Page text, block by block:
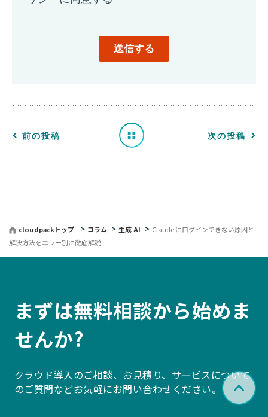
前の投稿
覧
へ 次の投稿
cloudpackトップ コラム 生成 AI
Claude にログインできない原因と
解決方法をエラー別に徹底解説
まずは無料相談から始めま
せんか?
クラウド導入のご相談、お見積り、サービスについて
のご質問などお気軽にお問い合わせください。
ペ